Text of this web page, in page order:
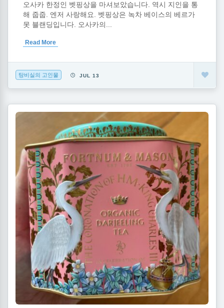
오사카 한정인 벳핑상을 마셔보았습니다. 역시 지인을 통
해 줍줍. 엔저 사랑해요. 벳핑상은 녹차 베이스의 베르가
못 블랜딩입니다. 오사카의...
Read More
탕비실의 고인물 JUL 13